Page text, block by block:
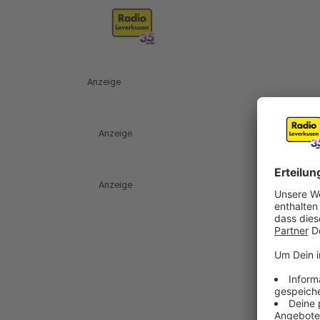
Anzeige
Anzeige
Anzeige